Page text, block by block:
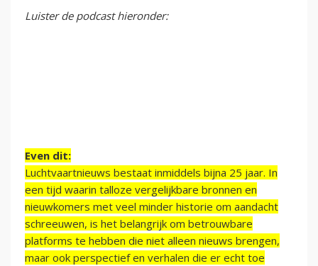
Luister de podcast hieronder:
Even dit:
Luchtvaartnieuws bestaat inmiddels bijna 25 jaar. In
een tijd waarin talloze vergelijkbare bronnen en
nieuwkomers met veel minder historie om aandacht
schreeuwen, is het belangrijk om betrouwbare
platforms te hebben die niet alleen nieuws brengen,
maar ook perspectief en verhalen die er echt toe